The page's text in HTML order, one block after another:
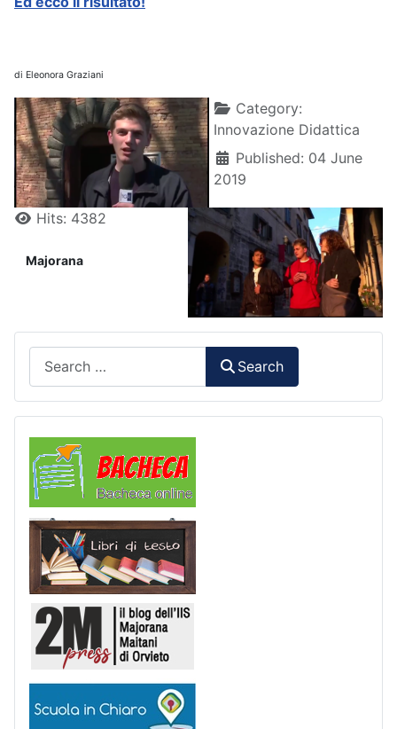
di Eleonora Graziani
DetailsCategory:
Innovazione Didattica
Published: 04 June
2019
Hits: 4382
Majorana
Search
Libri di Testo
Scuola in chiaro